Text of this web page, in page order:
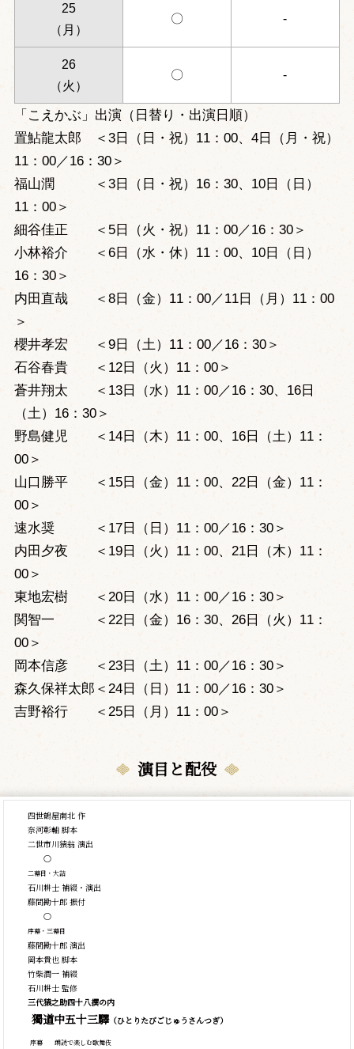
25
（月）
〇 -
26
（火）
〇 -
「こえかぶ」出演（日替り・出演日順）
置鮎龍太郎 ＜3日（日・祝）11：00、4日（月・祝）
11：00／16：30＞
福山潤 ＜3日（日・祝）16：30、10日（日）
11：00＞
細谷佳正 ＜5日（火・祝）11：00／16：30＞
小林裕介 ＜6日（水・休）11：00、10日（日）
16：30＞
内田直哉 ＜8日（金）11：00／11日（月）11：00
＞
櫻井孝宏 ＜9日（土）11：00／16：30＞
石谷春貴 ＜12日（火）11：00＞
蒼井翔太 ＜13日（水）11：00／16：30、16日
（土）16：30＞
野島健児 ＜14日（木）11：00、16日（土）11：
00＞
山口勝平 ＜15日（金）11：00、22日（金）11：
00＞
速水奨 ＜17日（日）11：00／16：30＞
内田夕夜 ＜19日（火）11：00、21日（木）11：
00＞
東地宏樹 ＜20日（水）11：00／16：30＞
関智一 ＜22日（金）16：30、26日（火）11：
00＞
岡本信彦 ＜23日（土）11：00／16：30＞
森久保祥太郎＜24日（日）11：00／16：30＞
吉野裕行 ＜25日（月）11：00＞
演目と配役
四世鶴屋南北 作
奈河彰輔 脚本
二世市川猿翁 演出
○
二幕目・大詰
石川耕士 補綴・演出
藤間勘十郎 振付
○
序幕・三幕目
藤間勘十郎 演出
岡本貴也 脚本
竹柴潤一 補綴
石川耕士 監修
三代猿之助四十八撰の内
獨道中五十三驛（ひとりたびごじゅうさんつぎ）
序幕 朗読で楽しむ歌舞伎